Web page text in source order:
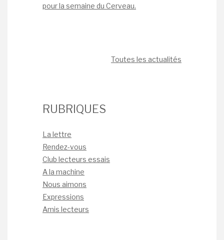
pour la semaine du Cerveau.
Toutes les actualités
RUBRIQUES
La lettre
Rendez-vous
Club lecteurs essais
A la machine
Nous aimons
Expressions
Amis lecteurs